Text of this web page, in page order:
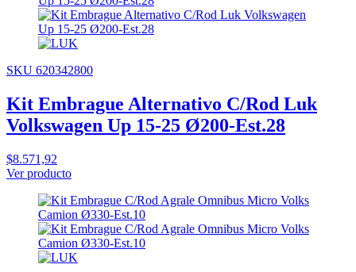
SKU 620342800
Kit Embrague Alternativo C/Rod Luk
Volkswagen Up 15-25 Ø200-Est.28
$8.571,92
Ver producto